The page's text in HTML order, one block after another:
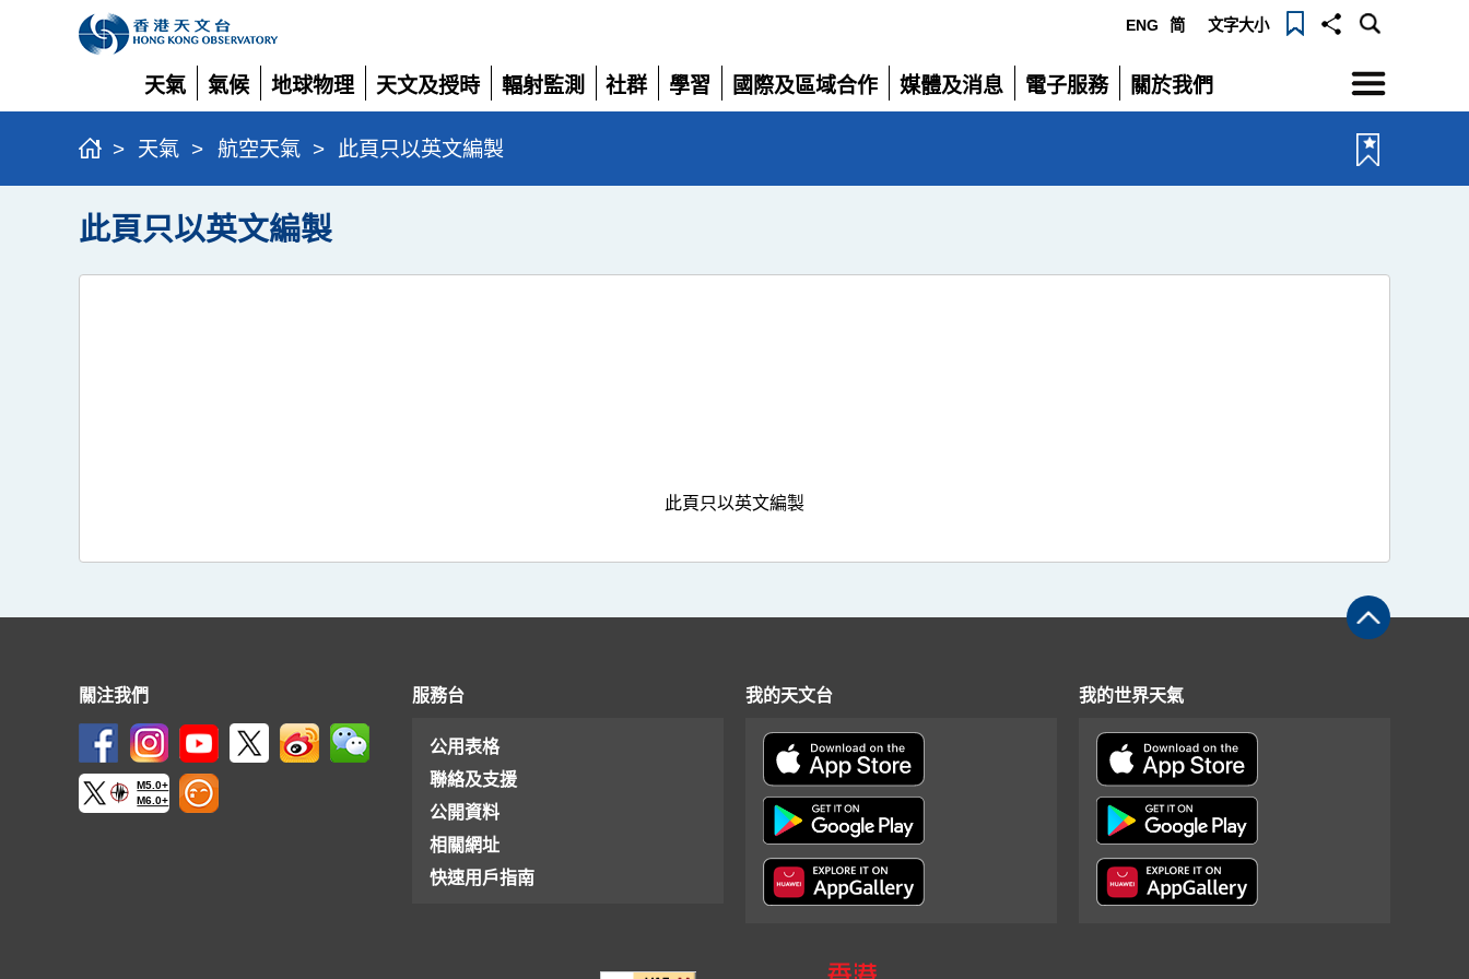
ENG 简 文字大小
天氣
展
開
氣候
展
開
地球物理
展
開
天文及授時
展
開
輻射監測
展
開
社群
展
學習
展
國際及區域合作
展
媒體及消息
展
電子服務
展
關於我們
展
選
單
> 天氣 > 航空天氣 > 此頁只以英文編製
此頁只以英文編製
此頁只以英文編製
關注我們
M5.0+
M6.0+
服務台
公用表格
聯絡及支援
公開資料
相關網址
快速用戶指南
我的天文台 我的世界天氣